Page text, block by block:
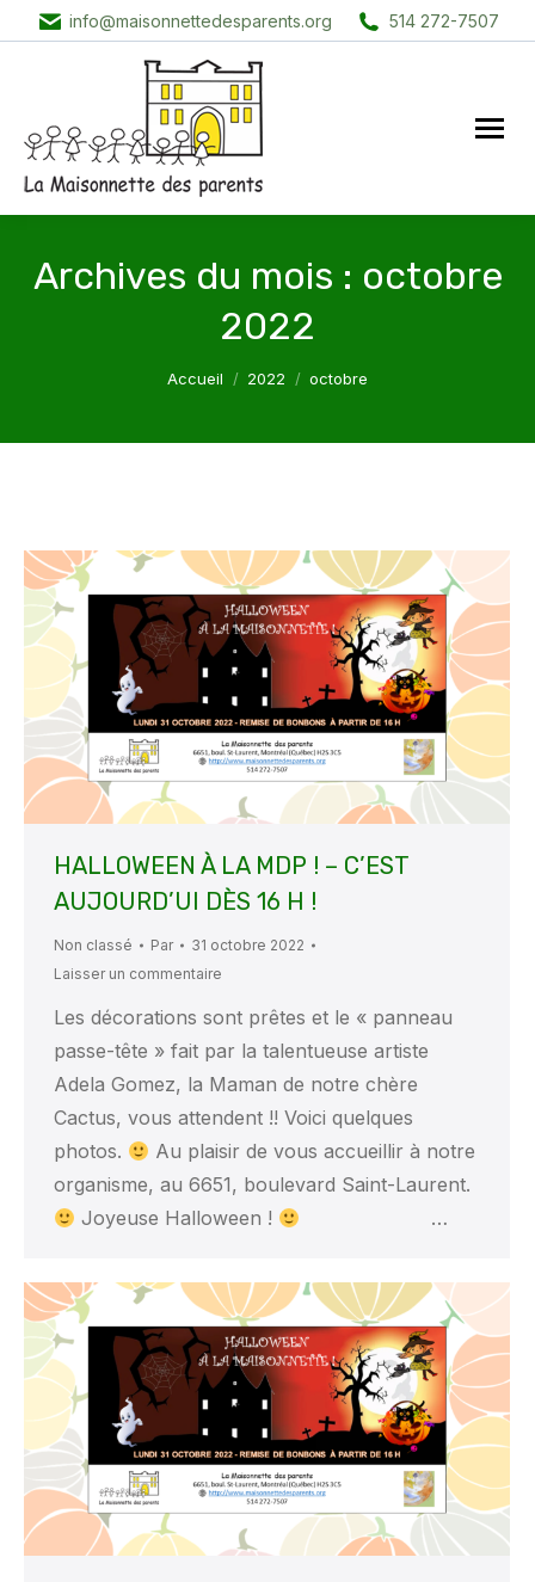
info@maisonnettedesparents.org 514 272-7507
Archives du mois : octobre
2022
Vous êtes ici :
Accueil 2022 octobre
HALLOWEEN À LA MDP ! – C’EST
AUJOURD’UI DÈS 16 H !
Non classé Par
31 octobre 2022
Laisser un commentaire
Les décorations sont prêtes et le « panneau
passe-tête » fait par la talentueuse artiste
Adela Gomez, la Maman de notre chère
Cactus, vous attendent !! Voici quelques
photos.
Au plaisir de vous accueillir à notre
organisme, au 6651, boulevard Saint-Laurent.
Joyeuse Halloween !
…